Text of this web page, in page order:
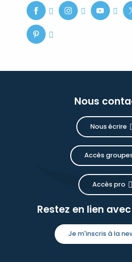
Nous
Nous écrire
Accès
Accès pro
Restez en lien
Je m'inscris à la